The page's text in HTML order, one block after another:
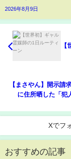
2026年8月9日
【まさやん】開示請
に住所晒した「犯
Xでフ
おすすめの記事